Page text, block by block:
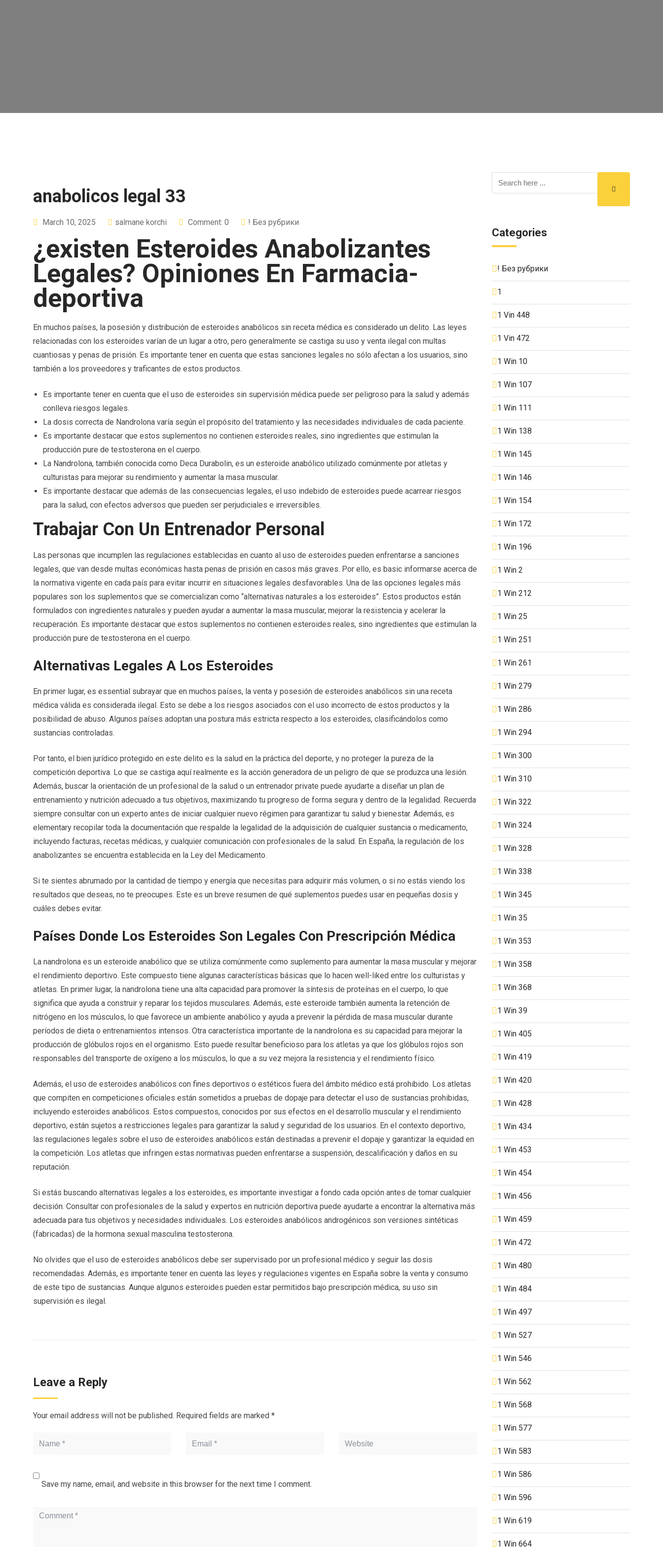
anabolicos legal 33
March 10, 2025 salmane korchi Comment: 0 ! Без рубрики
¿existen Esteroides Anabolizantes
Legales? Opiniones En Farmacia-
deportiva
En muchos países, la posesión y distribución de esteroides anabólicos sin receta médica es considerado un delito. Las leyes
relacionadas con los esteroides varían de un lugar a otro, pero generalmente se castiga su uso y venta ilegal con multas
cuantiosas y penas de prisión. Es importante tener en cuenta que estas sanciones legales no sólo afectan a los usuarios, sino
también a los proveedores y traficantes de estos productos.
Es importante tener en cuenta que el uso de esteroides sin supervisión médica puede ser peligroso para la salud y además
conlleva riesgos legales.
La dosis correcta de Nandrolona varía según el propósito del tratamiento y las necesidades individuales de cada paciente.
Es importante destacar que estos suplementos no contienen esteroides reales, sino ingredientes que estimulan la
producción pure de testosterona en el cuerpo.
La Nandrolona, también conocida como Deca Durabolin, es un esteroide anabólico utilizado comúnmente por atletas y
culturistas para mejorar su rendimiento y aumentar la masa muscular.
Es importante destacar que además de las consecuencias legales, el uso indebido de esteroides puede acarrear riesgos
para la salud, con efectos adversos que pueden ser perjudiciales e irreversibles.
Trabajar Con Un Entrenador Personal
Las personas que incumplen las regulaciones establecidas en cuanto al uso de esteroides pueden enfrentarse a sanciones
legales, que van desde multas económicas hasta penas de prisión en casos más graves. Por ello, es basic informarse acerca de
la normativa vigente en cada país para evitar incurrir en situaciones legales desfavorables. Una de las opciones legales más
populares son los suplementos que se comercializan como “alternativas naturales a los esteroides”. Estos productos están
formulados con ingredientes naturales y pueden ayudar a aumentar la masa muscular, mejorar la resistencia y acelerar la
recuperación. Es importante destacar que estos suplementos no contienen esteroides reales, sino ingredientes que estimulan la
producción pure de testosterona en el cuerpo.
Alternativas Legales A Los Esteroides
En primer lugar, es essential subrayar que en muchos países, la venta y posesión de esteroides anabólicos sin una receta
médica válida es considerada ilegal. Esto se debe a los riesgos asociados con el uso incorrecto de estos productos y la
posibilidad de abuso. Algunos países adoptan una postura más estricta respecto a los esteroides, clasificándolos como
sustancias controladas.
Por tanto, el bien jurídico protegido en este delito es la salud en la práctica del deporte, y no proteger la pureza de la
competición deportiva. Lo que se castiga aquí realmente es la acción generadora de un peligro de que se produzca una lesión.
Además, buscar la orientación de un profesional de la salud o un entrenador private puede ayudarte a diseñar un plan de
entrenamiento y nutrición adecuado a tus objetivos, maximizando tu progreso de forma segura y dentro de la legalidad. Recuerda
siempre consultar con un experto antes de iniciar cualquier nuevo régimen para garantizar tu salud y bienestar. Además, es
elementary recopilar toda la documentación que respalde la legalidad de la adquisición de cualquier sustancia o medicamento,
incluyendo facturas, recetas médicas, y cualquier comunicación con profesionales de la salud. En España, la regulación de los
anabolizantes se encuentra establecida en la Ley del Medicamento.
Si te sientes abrumado por la cantidad de tiempo y energía que necesitas para adquirir más volumen, o si no estás viendo los
resultados que deseas, no te preocupes. Este es un breve resumen de qué suplementos puedes usar en pequeñas dosis y
cuáles debes evitar.
Países Donde Los Esteroides Son Legales Con Prescripción Médica
La nandrolona es un esteroide anabólico que se utiliza comúnmente como suplemento para aumentar la masa muscular y mejorar
el rendimiento deportivo. Este compuesto tiene algunas características básicas que lo hacen well-liked entre los culturistas y
atletas. En primer lugar, la nandrolona tiene una alta capacidad para promover la síntesis de proteínas en el cuerpo, lo que
significa que ayuda a construir y reparar los tejidos musculares. Además, este esteroide también aumenta la retención de
nitrógeno en los músculos, lo que favorece un ambiente anabólico y ayuda a prevenir la pérdida de masa muscular durante
períodos de dieta o entrenamientos intensos. Otra característica importante de la nandrolona es su capacidad para mejorar la
producción de glóbulos rojos en el organismo. Esto puede resultar beneficioso para los atletas ya que los glóbulos rojos son
responsables del transporte de oxígeno a los músculos, lo que a su vez mejora la resistencia y el rendimiento físico.
Además, el uso de esteroides anabólicos con fines deportivos o estéticos fuera del ámbito médico está prohibido. Los atletas
que compiten en competiciones oficiales están sometidos a pruebas de dopaje para detectar el uso de sustancias prohibidas,
incluyendo esteroides anabólicos. Estos compuestos, conocidos por sus efectos en el desarrollo muscular y el rendimiento
deportivo, están sujetos a restricciones legales para garantizar la salud y seguridad de los usuarios. En el contexto deportivo,
las regulaciones legales sobre el uso de esteroides anabólicos están destinadas a prevenir el dopaje y garantizar la equidad en
la competición. Los atletas que infringen estas normativas pueden enfrentarse a suspensión, descalificación y daños en su
reputación.
Si estás buscando alternativas legales a los esteroides, es importante investigar a fondo cada opción antes de tomar cualquier
decisión. Consultar con profesionales de la salud y expertos en nutrición deportiva puede ayudarte a encontrar la alternativa más
adecuada para tus objetivos y necesidades individuales. Los esteroides anabólicos androgénicos son versiones sintéticas
(fabricadas) de la hormona sexual masculina testosterona.
No olvides que el uso de esteroides anabólicos debe ser supervisado por un profesional médico y seguir las dosis
recomendadas. Además, es importante tener en cuenta las leyes y regulaciones vigentes en España sobre la venta y consumo
de este tipo de sustancias. Aunque algunos esteroides pueden estar permitidos bajo prescripción médica, su uso sin
supervisión es ilegal.
Leave a Reply
Your email address will not be published. Required fields are marked *
Save my name, email, and website in this browser for the next time I comment.
Categories
! Без рубрики
1
1 Vin 448
1 Vin 472
1 Win 10
1 Win 107
1 Win 111
1 Win 138
1 Win 145
1 Win 146
1 Win 154
1 Win 172
1 Win 196
1 Win 2
1 Win 212
1 Win 25
1 Win 251
1 Win 261
1 Win 279
1 Win 286
1 Win 294
1 Win 300
1 Win 310
1 Win 322
1 Win 324
1 Win 328
1 Win 338
1 Win 345
1 Win 35
1 Win 353
1 Win 358
1 Win 368
1 Win 39
1 Win 405
1 Win 419
1 Win 420
1 Win 428
1 Win 434
1 Win 453
1 Win 454
1 Win 456
1 Win 459
1 Win 472
1 Win 480
1 Win 484
1 Win 497
1 Win 527
1 Win 546
1 Win 562
1 Win 568
1 Win 577
1 Win 583
1 Win 586
1 Win 596
1 Win 619
1 Win 664